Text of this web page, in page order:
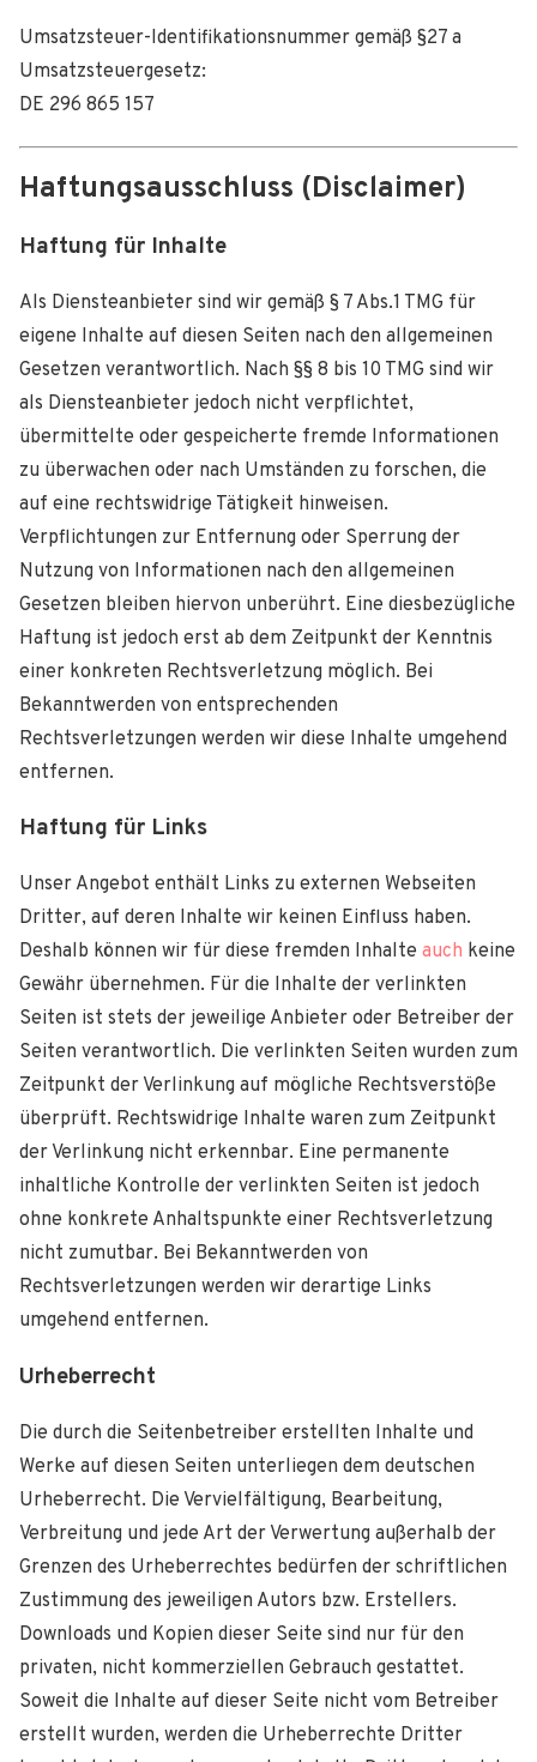
Umsatzsteuer-Identifikationsnummer gemäß §27 a
Umsatzsteuergesetz:
DE 296 865 157
Haftungs­ausschluss (Disclaimer)
Haftung für Inhalte
Als Diensteanbieter sind wir gemäß § 7 Abs.1 TMG für
eigene Inhalte auf diesen Seiten nach den allgemeinen
Gesetzen verantwortlich. Nach §§ 8 bis 10 TMG sind wir
als Diensteanbieter jedoch nicht verpflichtet,
übermittelte oder gespeicherte fremde Informationen
zu überwachen oder nach Umständen zu forschen, die
auf eine rechtswidrige Tätigkeit hinweisen.
Verpflichtungen zur Entfernung oder Sperrung der
Nutzung von Informationen nach den allgemeinen
Gesetzen bleiben hiervon unberührt. Eine diesbezügliche
Haftung ist jedoch erst ab dem Zeitpunkt der Kenntnis
einer konkreten Rechtsverletzung möglich. Bei
Bekanntwerden von entsprechenden
Rechtsverletzungen werden wir diese Inhalte umgehend
entfernen.
Haftung für Links
Unser Angebot enthält Links zu externen Webseiten
Dritter, auf deren Inhalte wir keinen Einfluss haben.
Deshalb können wir für diese fremden Inhalte auch keine
Gewähr übernehmen. Für die Inhalte der verlinkten
Seiten ist stets der jeweilige Anbieter oder Betreiber der
Seiten verantwortlich. Die verlinkten Seiten wurden zum
Zeitpunkt der Verlinkung auf mögliche Rechtsverstöße
überprüft. Rechtswidrige Inhalte waren zum Zeitpunkt
der Verlinkung nicht erkennbar. Eine permanente
inhaltliche Kontrolle der verlinkten Seiten ist jedoch
ohne konkrete Anhaltspunkte einer Rechtsverletzung
nicht zumutbar. Bei Bekanntwerden von
Rechtsverletzungen werden wir derartige Links
umgehend entfernen.
Urheberrecht
Die durch die Seitenbetreiber erstellten Inhalte und
Werke auf diesen Seiten unterliegen dem deutschen
Urheberrecht. Die Vervielfältigung, Bearbeitung,
Verbreitung und jede Art der Verwertung außerhalb der
Grenzen des Urheberrechtes bedürfen der schriftlichen
Zustimmung des jeweiligen Autors bzw. Erstellers.
Downloads und Kopien dieser Seite sind nur für den
privaten, nicht kommerziellen Gebrauch gestattet.
Soweit die Inhalte auf dieser Seite nicht vom Betreiber
erstellt wurden, werden die Urheberrechte Dritter